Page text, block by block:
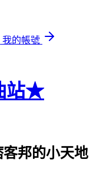
我的帳號
站★
客邦的小天地